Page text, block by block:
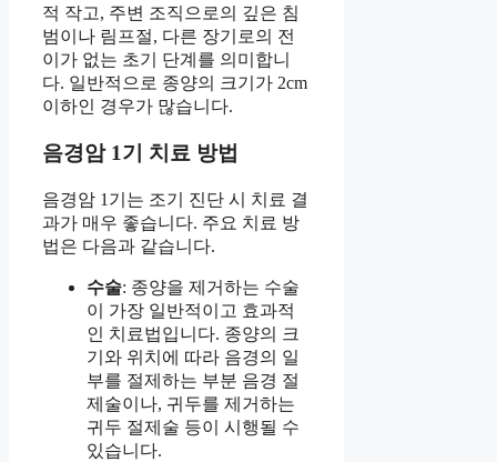
적 작고, 주변 조직으로의 깊은 침
범이나 림프절, 다른 장기로의 전
이가 없는 초기 단계를 의미합니
다. 일반적으로 종양의 크기가 2cm
이하인 경우가 많습니다.
음경암 1기 치료 방법
음경암 1기는 조기 진단 시 치료 결
과가 매우 좋습니다. 주요 치료 방
법은 다음과 같습니다.
수술: 종양을 제거하는 수술
이 가장 일반적이고 효과적
인 치료법입니다. 종양의 크
기와 위치에 따라 음경의 일
부를 절제하는 부분 음경 절
제술이나, 귀두를 제거하는
귀두 절제술 등이 시행될 수
있습니다.